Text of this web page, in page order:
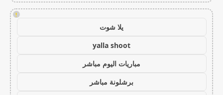
!
يلا شوت
yalla shoot
مباريات اليوم مباشر
برشلونة مباشر